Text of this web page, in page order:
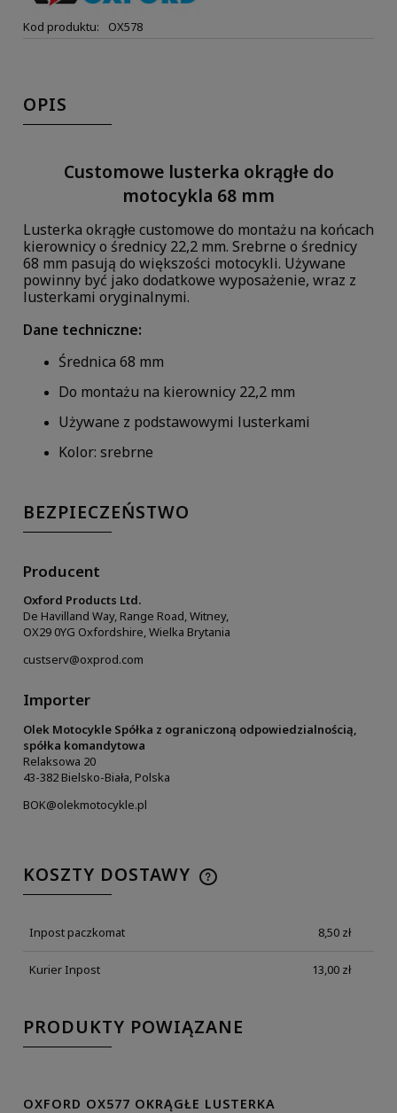
Kod produktu: OX578
OPIS
Customowe lusterka okrągłe do
motocykla 68 mm
Lusterka okrągłe customowe do montażu na końcach
kierownicy o średnicy 22,2 mm. Srebrne o średnicy
68 mm pasują do większości motocykli. Używane
powinny być jako dodatkowe wyposażenie, wraz z
lusterkami oryginalnymi.
Dane techniczne:
Średnica 68 mm
Do montażu na kierownicy 22,2 mm
Używane z podstawowymi lusterkami
Kolor: srebrne
BEZPIECZEŃSTWO
Producent
Oxford Products Ltd.
De Havilland Way, Range Road, Witney,
OX29 0YG Oxfordshire, Wielka Brytania
custserv@oxprod.com
Importer
Olek Motocykle Spółka z ograniczoną odpowiedzialnością,
spółka komandytowa
Relaksowa 20
43-382 Bielsko-Biała, Polska
BOK@olekmotocykle.pl
KOSZTY DOSTAWY
Inpost paczkomat 8,50 zł
Kurier Inpost 13,00 zł
PRODUKTY POWIĄZANE
OXFORD OX577 OKRĄGŁE LUSTERKA